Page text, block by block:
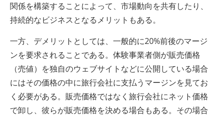
関係を構築することによって、市場動向を共有したり、
持続的なビジネスとなるメリットもある。
一方、デメリットとしては、一般的に20%前後のマージ
ンを要求されることである。体験事業者側が販売価格
（売値）を独自のウェブサイトなどに公開している場合
にはその価格の中に旅行会社に支払うマージンを見てお
く必要がある。販売価格ではなく旅行会社にネット価格
で卸し、彼らが販売価格を決める場合もある。その場合